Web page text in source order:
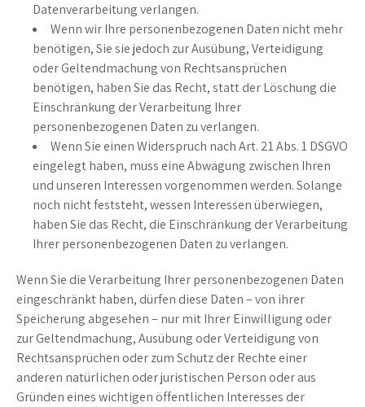
Datenverarbeitung verlangen.
Wenn wir Ihre personenbezogenen Daten nicht mehr
benötigen, Sie sie jedoch zur Ausübung, Verteidigung
oder Geltendmachung von Rechtsansprüchen
benötigen, haben Sie das Recht, statt der Löschung die
Einschränkung der Verarbeitung Ihrer
personenbezogenen Daten zu verlangen.
Wenn Sie einen Widerspruch nach Art. 21 Abs. 1 DSGVO
eingelegt haben, muss eine Abwägung zwischen Ihren
und unseren Interessen vorgenommen werden. Solange
noch nicht feststeht, wessen Interessen überwiegen,
haben Sie das Recht, die Einschränkung der Verarbeitung
Ihrer personenbezogenen Daten zu verlangen.
Wenn Sie die Verarbeitung Ihrer personenbezogenen Daten
eingeschränkt haben, dürfen diese Daten – von ihrer
Speicherung abgesehen – nur mit Ihrer Einwilligung oder
zur Geltendmachung, Ausübung oder Verteidigung von
Rechtsansprüchen oder zum Schutz der Rechte einer
anderen natürlichen oder juristischen Person oder aus
Gründen eines wichtigen öffentlichen Interesses der